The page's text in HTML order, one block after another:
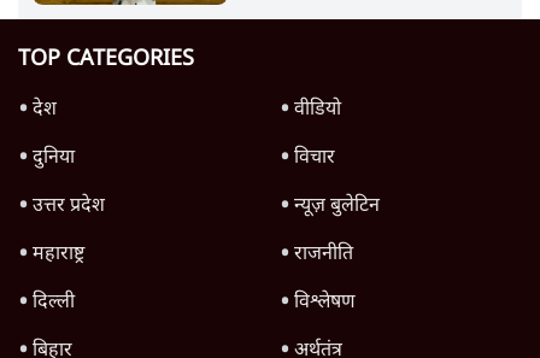
TOP CATEGORIES
देश
वीडियो
दुनिया
विचार
उत्तर प्रदेश
न्यूज़ बुलेटिन
महाराष्ट्र
राजनीति
दिल्ली
विश्लेषण
बिहार
अर्थतंत्र